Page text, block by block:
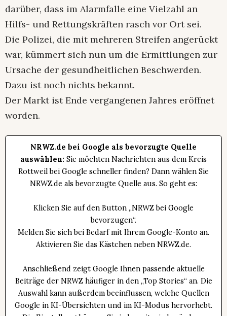
darüber, dass im Alarmfalle eine Vielzahl an
Hilfs- und Rettungskräften rasch vor Ort sei.
Die Polizei, die mit mehreren Streifen angerückt
war, kümmert sich nun um die Ermittlungen zur
Ursache der gesundheitlichen Beschwerden.
Dazu ist noch nichts bekannt.
Der Markt ist Ende vergangenen Jahres eröffnet
worden.
NRWZ.de bei Google als bevorzugte Quelle
auswählen: Sie möchten Nachrichten aus dem Kreis
Rottweil bei Google schneller finden? Dann wählen Sie
NRWZ.de als bevorzugte Quelle aus. So geht es:
Klicken Sie auf den Button „NRWZ bei Google
bevorzugen“.
Melden Sie sich bei Bedarf mit Ihrem Google-Konto an.
Aktivieren Sie das Kästchen neben NRWZ.de.
Anschließend zeigt Google Ihnen passende aktuelle
Beiträge der NRWZ häufiger in den „Top Stories“ an. Die
Auswahl kann außerdem beeinflussen, welche Quellen
Google in KI-Übersichten und im KI-Modus hervorhebt.